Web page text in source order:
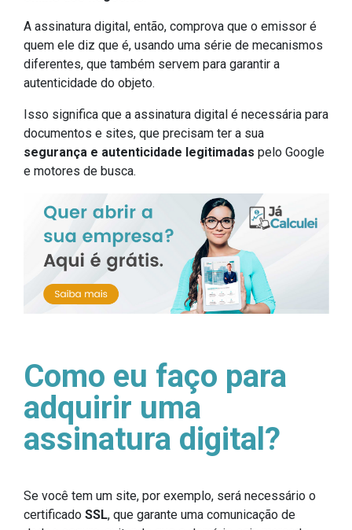
A assinatura digital, então, comprova que o emissor é
quem ele diz que é, usando uma série de mecanismos
diferentes, que também servem para garantir a
autenticidade do objeto.
Isso significa que a assinatura digital é necessária para
documentos e sites, que precisam ter a sua
segurança e autenticidade legitimadas pelo Google
e motores de busca.
Como eu faço para
adquirir uma
assinatura digital?
Se você tem um site, por exemplo, será necessário o
certificado SSL, que garante uma comunicação de